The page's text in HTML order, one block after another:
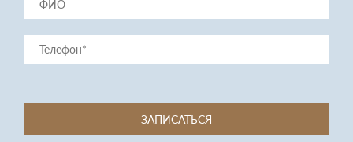
ЗАПИСАТЬСЯ